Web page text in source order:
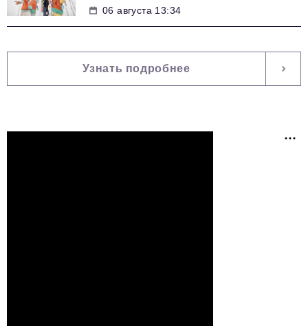
06 августа 13:34
Узнать подробнее